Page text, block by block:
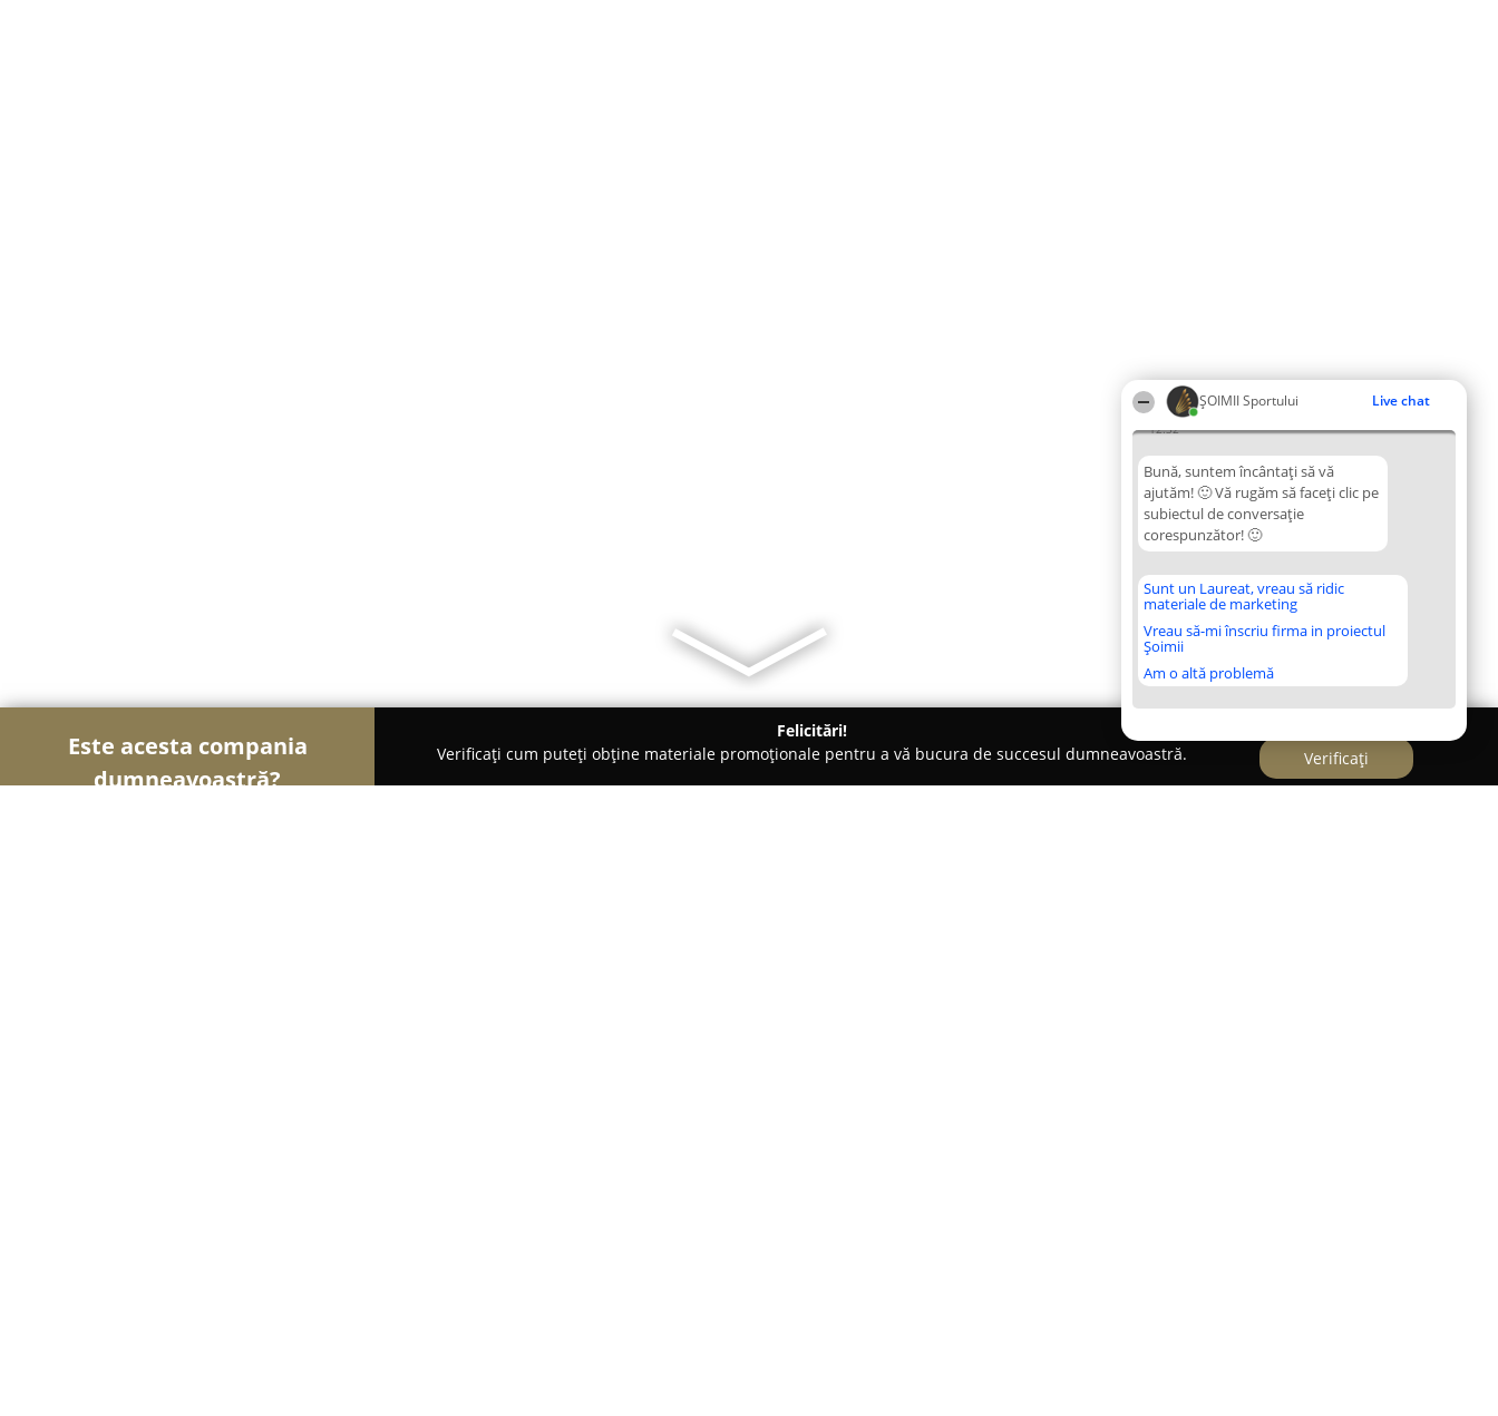
ȘOIMII Sportului Live chat
12:32
Bună, suntem încântați să vă
ajutăm! 🙂 Vă rugăm să faceți clic pe
subiectul de conversație
corespunzător! 🙂
Sunt un Laureat, vreau să ridic
materiale de marketing
Vreau să-mi înscriu firma in proiectul
Șoimii
Am o altă problemă
Este acesta compania
dumneavoastră?
Felicitări!
Verificați cum puteți obține materiale promoționale pentru a vă bucura de succesul dumneavoastră.
Verificați